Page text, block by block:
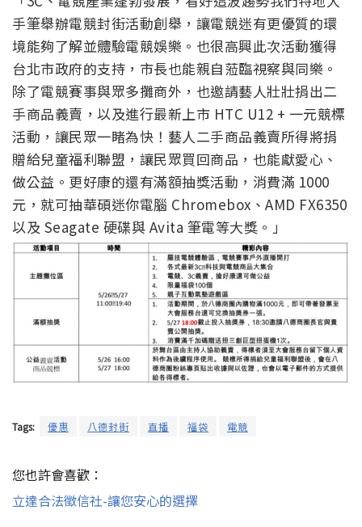
手筆舉辦電競封街活動創舉，讓電競迷有更優質的環
境能夠了解並體驗電競娛樂。也很高興此次活動獲得
台北市政府的支持，市長也能親自蒞臨視察與同樂。
除了電競賽事與眾多攤商外，也邀請藝人壯壯捐出二
手商品義賣，以及進行最新上市 HTC U12 + 一元競標
活動，讓民眾一睹為快！藝人二手商品義賣所得將捐
贈給兒童福利聯盟，讓民眾買回商品，也能獻愛心、
做公益。更好康的還有滿額抽獎活動，消費滿 1000
元，就可抽華碩迷你電腦 Chromebox、AMD FX6350
以及 Seagate 硬碟與 Avita 筆電等大獎。」
Tags: 優惠 八德封街 直播 福袋 電競
您也許會喜歡：
立達合法徵信社-讓您安心的選擇